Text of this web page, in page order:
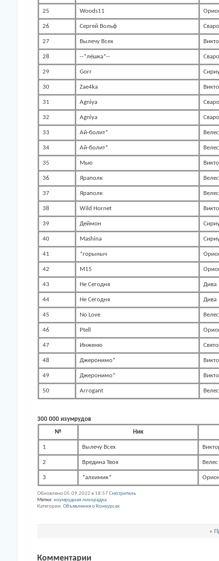
25 Woods11
26 Сергей Вольф
27 Вылечу Всех
28 --*лёшка*--
29 Gorr
30 Zae4ka
31 Agniya
32 Agniya
33 Ай-болит* Велес
34 Ай-болит* Велес
35 Мью
36 Яраполк Велес
37 Яраполк Велес
38 Wild Hornet
39 Деймон
40 Mashina
41 *горыныч
42 M15
43 Не Сегодня Дива
44 Не Сегодня Дива
45 No Love Велес
46 Ptell
47 Инженю
48 Джеронимо*
49 Джеронимо*
50 Arrogant Велес
300 000 изумрудов
№
Ник
1 Вылечу Всех
2 Вредина Твоя Велес
3 *алхимик*
Обновлено 05.09.2022 в 18:57Смотритель
Метки: изумрудная лихорадка
Категории Объявления о Конкурсах
«
Комментарии